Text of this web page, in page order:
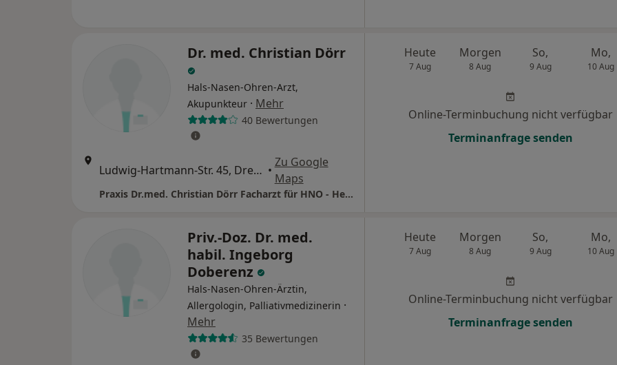
Dr. med. Christian Dörr
Hals-Nasen-Ohren-Arzt,
Akupunkteur · Mehr
40 Bewertungen
Ludwig-Hartmann-Str. 45, Dresden •
Zu Google
Maps
Praxis Dr.med. Christian Dörr Facharzt für HNO - Heilkunde
Heute
7 Aug
Morgen
8 Aug
So,
9 Aug
Mo,
10 Aug
Online-Terminbuchung nicht verfügbar
Terminanfrage senden
Priv.-Doz. Dr. med.
habil. Ingeborg
Doberenz
Hals-Nasen-Ohren-Ärztin,
Allergologin, Palliativmedizinerin ·
Mehr
35 Bewertungen
Heute
7 Aug
Morgen
8 Aug
So,
9 Aug
Mo,
10 Aug
Online-Terminbuchung nicht verfügbar
Terminanfrage senden